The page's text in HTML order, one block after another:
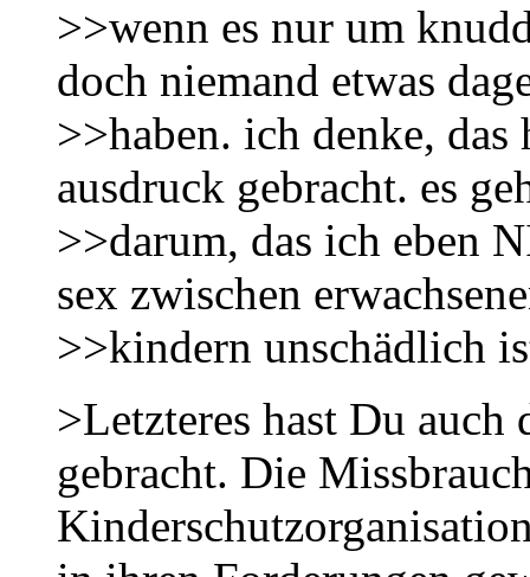
>>wenn es nur um
doch niemand etwas
>>haben. ich denke,
ausdruck gebracht. es
>>darum, das ich eben
sex zwischen
>>kindern unschädlich
>Letzteres hast Du
gebracht. Die